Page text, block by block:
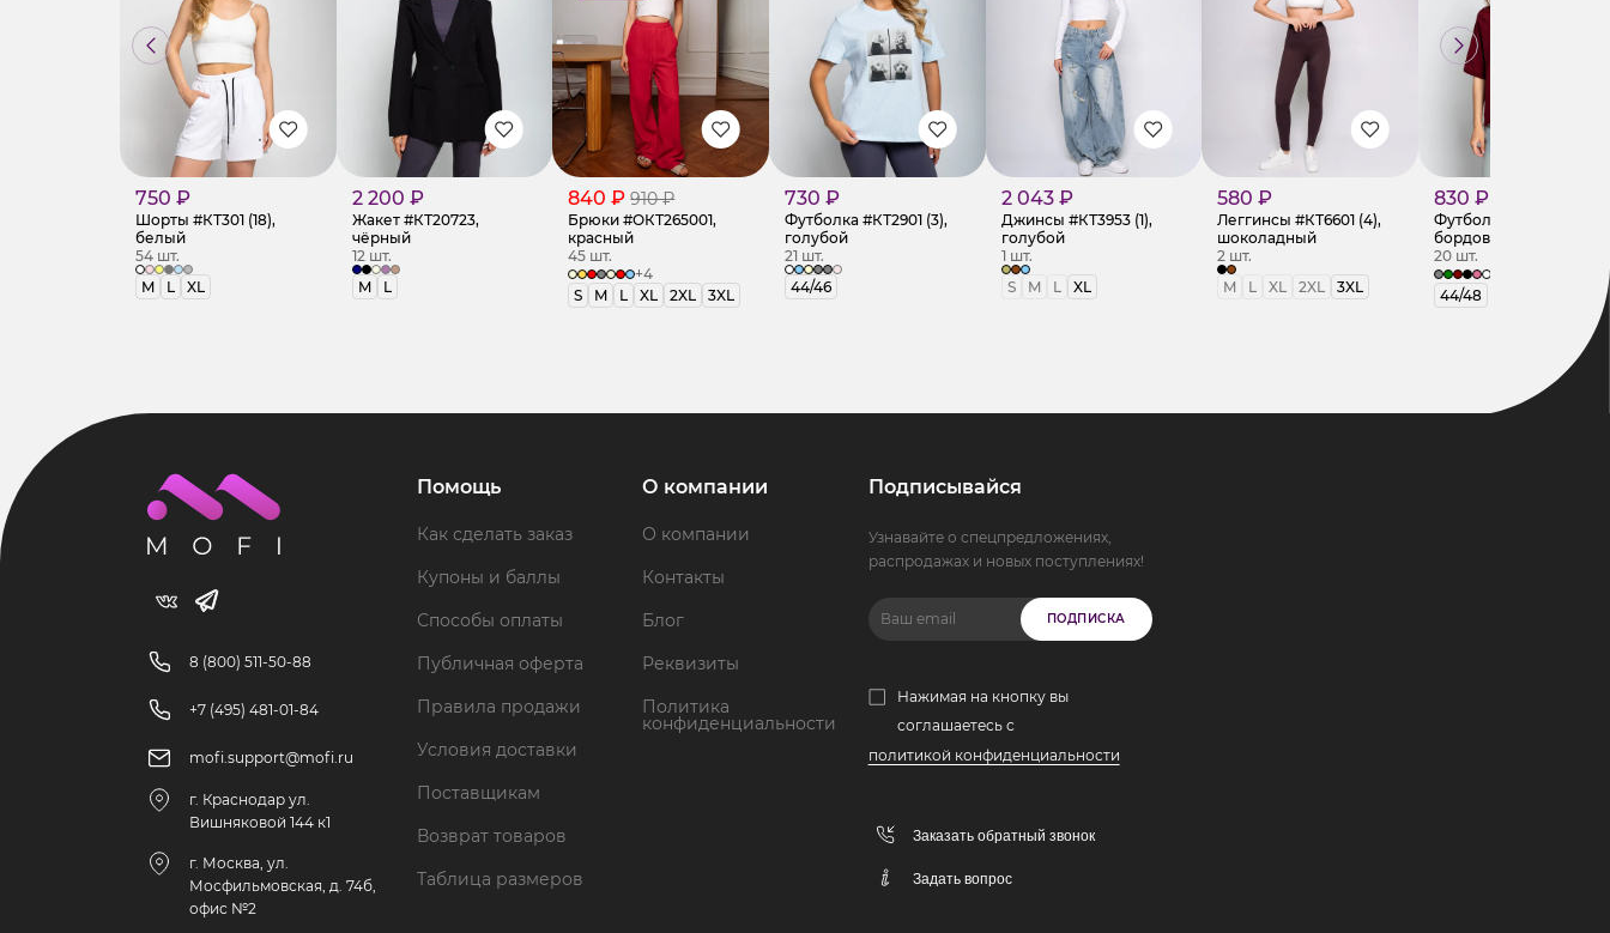
750 ₽
Шорты #КТ301 (18),
белый
54 шт.
M
L XL
2 200 ₽
Жакет #КТ20723,
чёрный
12 шт.
M
L
840 ₽ 910 ₽
Брюки #ОКТ265001,
красный
45 шт.
+4
S
M L XL 2XL 3XL
730 ₽
Футболка #КТ2901 (3),
голубой
21 шт.
44/46
2 043 ₽
Джинсы #КТ3953 (1),
голубой
1 шт.
S
M L XL
580 ₽
Леггинсы #КТ6601 (4),
шоколадный
2 шт.
M
L XL 2XL 3XL
830 ₽
Футболка #КТ1683,
бордовый
20 шт.
44/48
8 (800) 511-50-88
+7 (495) 481-01-84
mofi.support@mofi.ru
г. Краснодар ул.
Вишняковой 144 к1
г. Москва, ул.
Мосфильмовская, д. 74б,
офис №2
Помощь
Как сделать заказ
Купоны и баллы
Способы оплаты
Публичная оферта
Правила продажи
Условия доставки
Поставщикам
Возврат товаров
Таблица размеров
О компании
О компании
Контакты
Блог
Реквизиты
Политика
конфиденциальности
Подписывайся
Узнавайте о спецпредложениях,
распродажах и новых поступлениях!
ПОДПИСКА
Нажимая на кнопку вы
соглашаетесь с
политикой конфиденциальности
Заказать обратный звонок
Задать вопрос